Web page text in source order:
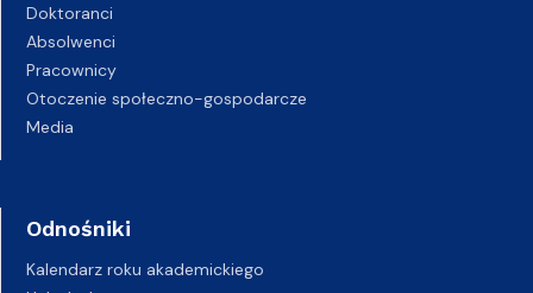
Doktoranci
Absolwenci
Pracownicy
Otoczenie społeczno-gospodarcze
Media
Odnośniki
Kalendarz roku akademickiego